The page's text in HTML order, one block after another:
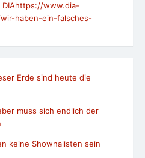
https://www.dia-
haben-ein-falsches-
Erde sind heute die
muss sich endlich der
keine Shownalisten sein